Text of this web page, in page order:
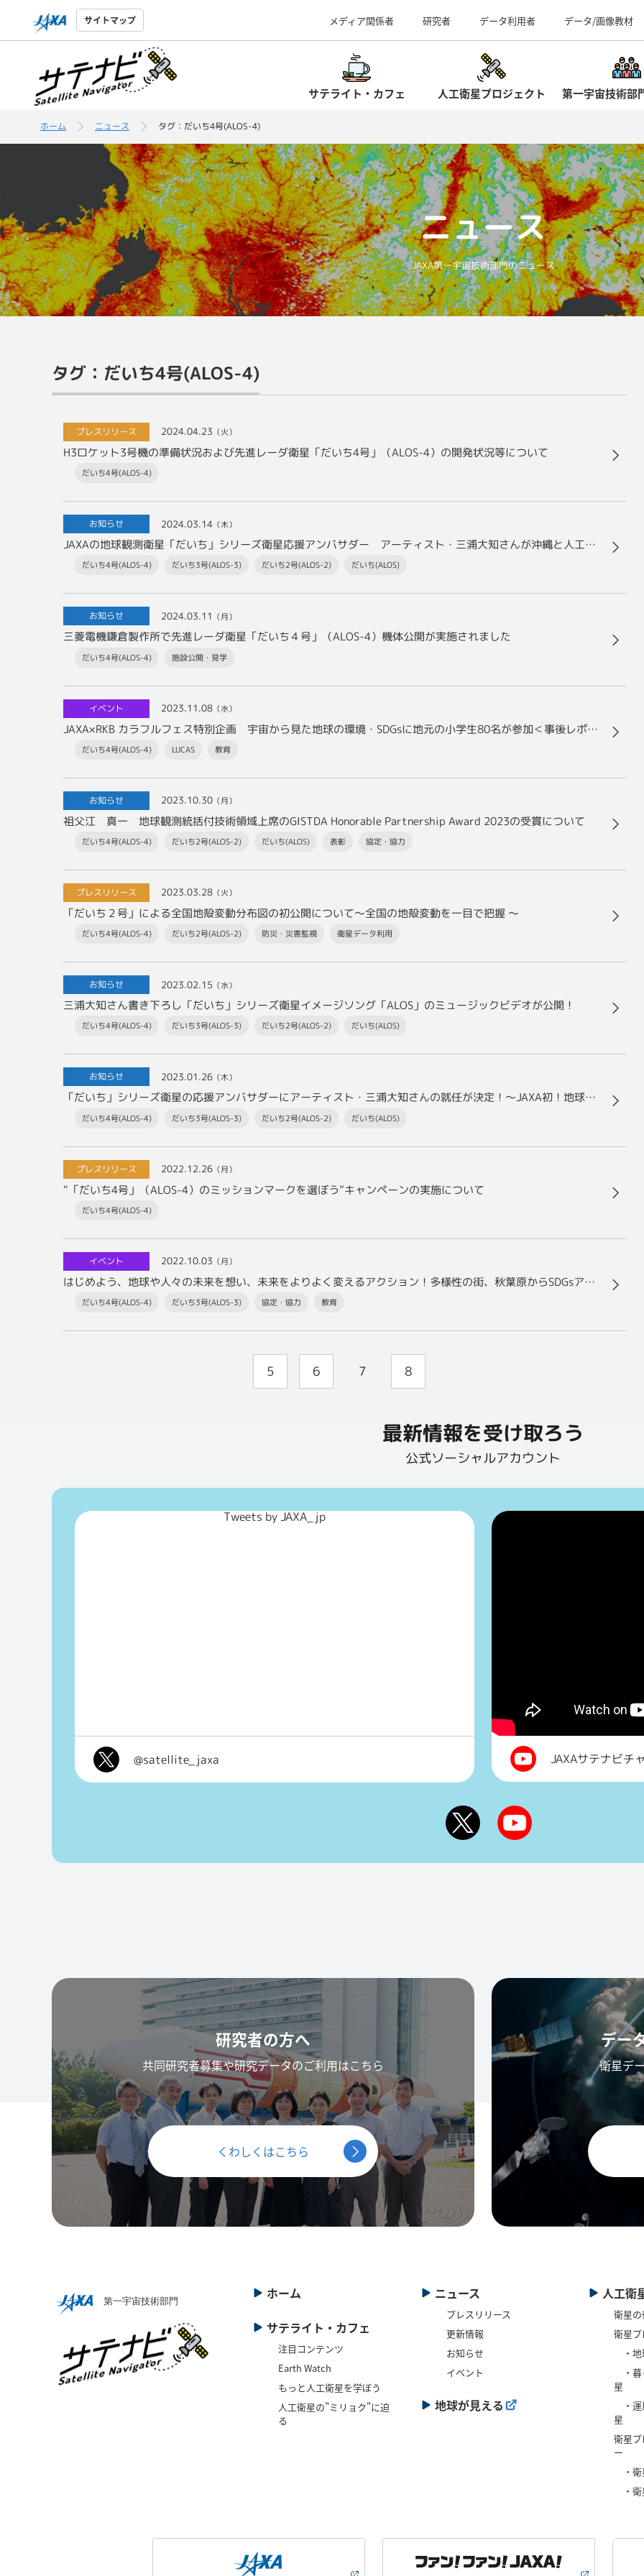
サイトマップ メディア関係者 研究者 データ利用者 データ/画像教材
サテライト・カフェ 人工衛星プロジェクト 第一宇宙技術部
ホーム ニュース タグ：だいち4号(ALOS-4)
ニュース
JAXA第一宇宙技術部門のニュース
タグ：だいち4号(ALOS-4)
プレスリリース 2024.04.23 （火）
H3ロケット3号機の準備状況および先進レーダ衛星「だいち4号」（ALOS-4）の開発状況等について
だいち4号(ALOS-4)
お知らせ 2024.03.14 （木）
JAXAの地球観測衛星「だいち」シリーズ衛星応援アンバサダー アーティスト・三浦大知さんが沖縄と人工衛星のつながりを体験する特別動画を3月14日(木)より公開！
だいち4号(ALOS-4) だいち3号(ALOS-3) だいち2号(ALOS-2) だいち(ALOS)
お知らせ 2024.03.11 （月）
三菱電機鎌倉製作所で先進レーダ衛星「だいち４号」（ALOS-4）機体公開が実施されました
だいち4号(ALOS-4) 施設公開・見学
イベント 2023.11.08 （水）
JAXA×RKB カラフルフェス特別企画 宇宙から見た地球の環境・SDGsに地元の小学生80名が参加＜事後レポート＞
だいち4号(ALOS-4) LUCAS 教育
お知らせ 2023.10.30 （月）
祖父江 真一 地球観測統括付技術領域上席のGISTDA Honorable Partnership Award 2023の受賞について
だいち4号(ALOS-4) だいち2号(ALOS-2) だいち(ALOS) 表彰 協定・協力
プレスリリース 2023.03.28 （火）
「だいち２号」による全国地殻変動分布図の初公開について〜全国の地殻変動を一目で把握 〜
だいち4号(ALOS-4) だいち2号(ALOS-2) 防災・災害監視 衛星データ利用
お知らせ 2023.02.15 （水）
三浦大知さん書き下ろし「だいち」シリーズ衛星イメージソング「ALOS」のミュージックビデオが公開！
だいち4号(ALOS-4) だいち3号(ALOS-3) だいち2号(ALOS-2) だいち(ALOS)
お知らせ 2023.01.26 （木）
「だいち」シリーズ衛星の応援アンバサダーにアーティスト・三浦大知さんの就任が決定！～JAXA初！地球観測衛星のアンバサダーとしてアーティストを起用～
だいち4号(ALOS-4) だいち3号(ALOS-3) だいち2号(ALOS-2) だいち(ALOS)
プレスリリース 2022.12.26 （月）
“「だいち4号」（ALOS-4）のミッションマークを選ぼう”キャンペーンの実施について
だいち4号(ALOS-4)
イベント 2022.10.03 （月）
はじめよう、地球や人々の未来を想い、未来をよりよく変えるアクション！多様性の街、秋葉原からSDGsアクションを加速させるイベント「MIRAI ACTION AKIBA 2022」を開催！
だいち4号(ALOS-4) だいち3号(ALOS-3) 協定・協力 教育
5 6 7 8
最新情報を受け取ろう
公式ソーシャルアカウント
Tweets by JAXA_jp
@satellite_jaxa JAXAサテナビチ
研究者の方へ
共同研究者募集や研究データのご利用はこちら
くわしくはこちら
デー
衛星デ
ホーム
サテライト・カフェ
注目コンテンツ
Earth Watch
もっと人工衛星を学ぼう
人工衛星の"ミリョク"に迫
る
ニュース
プレスリリース
更新情報
お知らせ
イベント
地球が見える
人工衛
衛星
衛星
・地
・暮
星
・運
星
衛星
ー
・衛
・衛